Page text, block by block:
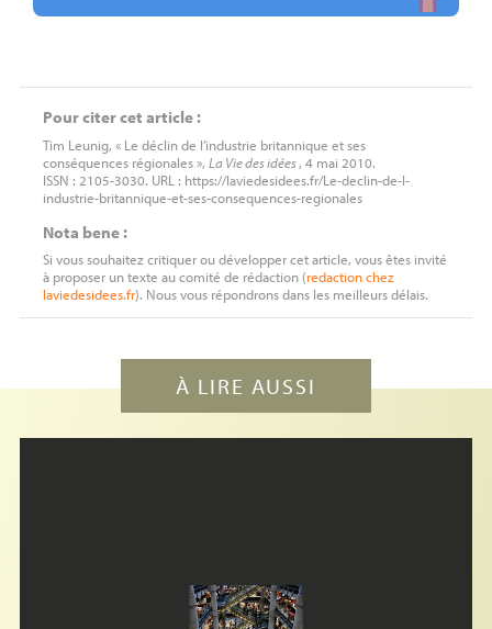
Pour citer cet article :
Tim Leunig, « Le déclin de l’industrie britannique et ses
conséquences régionales », La Vie des idées, 4 mai 2010.
ISSN : 2105-3030. URL : https://laviedesidees.fr/Le-declin-de-l-
industrie-britannique-et-ses-consequences-regionales
Nota bene :
Si vous souhaitez critiquer ou développer cet article, vous êtes invité
à proposer un texte au comité de rédaction (redactionchez
laviedesidees.fr). Nous vous répondrons dans les meilleurs délais.
À LIRE AUSSI